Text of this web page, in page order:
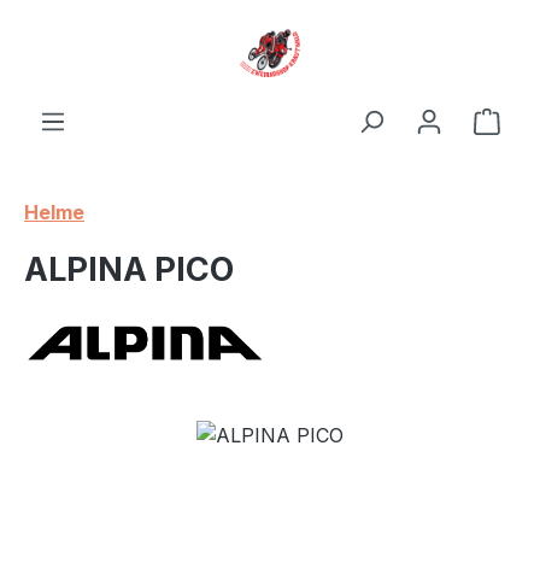
Helme
ALPINA PICO
Bildergalerie überspringen